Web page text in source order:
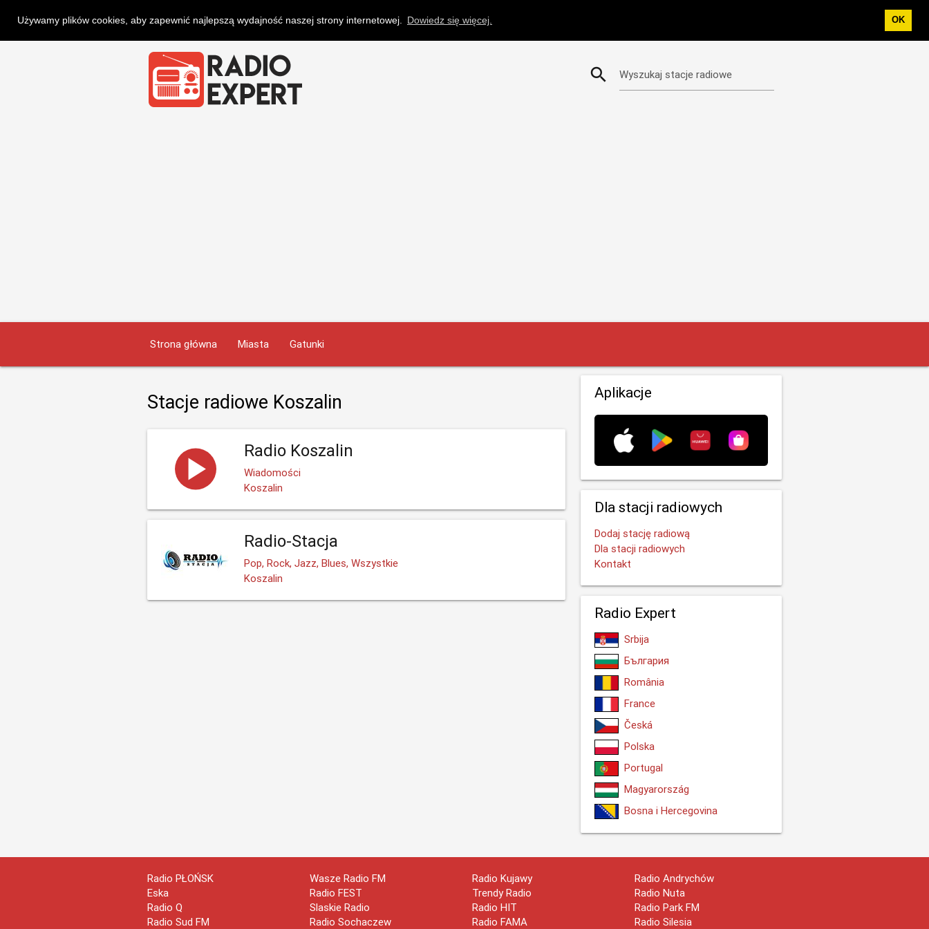
Używamy plików cookies, aby zapewnić najlepszą wydajność naszej strony internetowej. Dowiedz się więcej. OK
search Wyszukaj stacje radiowe
Strona główna Miasta Gatunki
Stacje radiowe Koszalin
Radio Koszalin
Wiadomości
Koszalin
Radio-Stacja
Pop, Rock, Jazz, Blues, Wszystkie
Koszalin
Aplikacje
Dla stacji radiowych
Dodaj stację radiową
Dla stacji radiowych
Kontakt
Radio Expert
Srbija
България
România
France
Česká
Polska
Portugal
Magyarország
Bosna i Hercegovina
Radio PŁOŃSK
Eska
Radio Q
Radio Sud FM
Wasze Radio FM
Radio FEST
Slaskie Radio
Radio Sochaczew
Radio Kujawy
Trendy Radio
Radio HIT
Radio FAMA
Radio Andrychów
Radio Nuta
Radio Park FM
Radio Silesia